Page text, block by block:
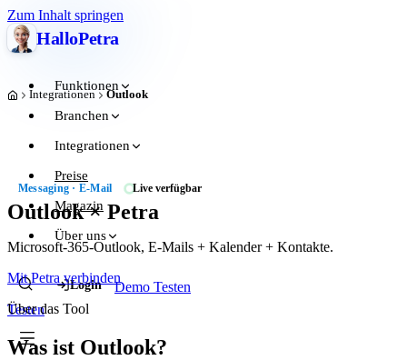
Zum Inhalt springen
HalloPetra
Funktionen
Branchen
Integrationen
Preise
Magazin
Über uns
Login Demo Testen
Testen
Start Integrationen Outlook
Messaging · E-Mail Live verfügbar
Outlook × Petra
Microsoft-365-Outlook, E-Mails + Kalender + Kontakte.
Mit Petra verbinden
Über das Tool
Was ist Outlook?